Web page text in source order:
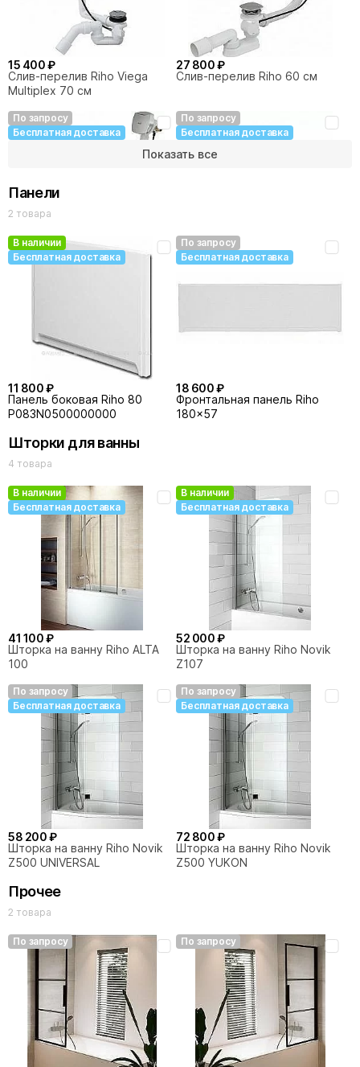
15 400 ₽
Слив-перелив Riho Viega
Multiplex 70 см
27 800 ₽
Слив-перелив Riho 60 см
По запросу
Бесплатная доставка
27 800 ₽
По запросу
Бесплатная доставка
37 400 ₽
Multiplex Trio 70 см
Бесплатная доставка
38 200 ₽
Слив-перелив Riho Viega
Multiplex Trio 100 см
Показать все
Панели
2 товара
В наличии
Бесплатная доставка
11 800 ₽
Панель боковая Riho 80
P083N0500000000
По запросу
Бесплатная доставка
18 600 ₽
Фронтальная панель Riho
180x57
Шторки для ванны
4 товара
В наличии
Бесплатная доставка
41 100 ₽
Шторка на ванну Riho ALTA
100
В наличии
Бесплатная доставка
52 000 ₽
Шторка на ванну Riho Novik
Z107
По запросу
Бесплатная доставка
58 200 ₽
Шторка на ванну Riho Novik
Z500 UNIVERSAL
По запросу
Бесплатная доставка
72 800 ₽
Шторка на ванну Riho Novik
Z500 YUKON
Прочее
2 товара
По запросу По запросу